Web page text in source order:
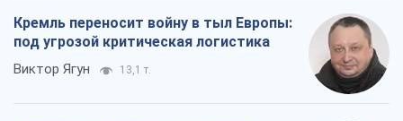
Кремль переносит войну в тыл Европы:
под угрозой критическая логистика
Виктор Ягун 13,1 т.